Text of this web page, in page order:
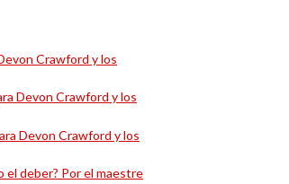
Crawford y los
Devon Crawford y los
Devon Crawford y los
el deber? Por el maestre